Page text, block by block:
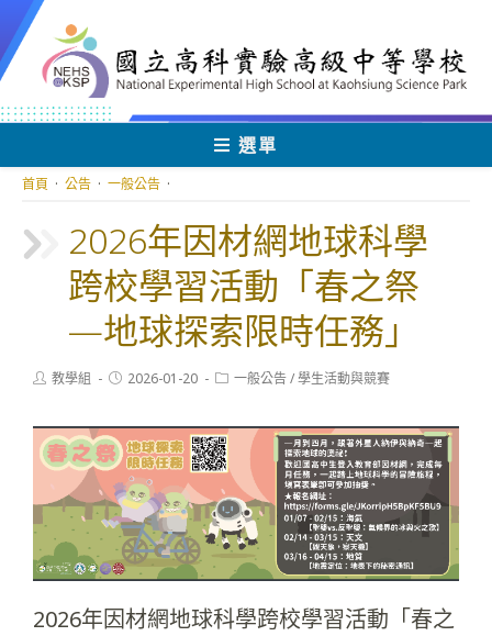
轉
至
要
容
選單
2026年因材網地球科學
跨校學習活動「春之祭
—地球探索限時任務」
首頁 · 公告 · 一般公告 ·
Post教學組
Post2026-01-20
Post一般公告/學生活動與競賽
2026年因材網地球科學跨校學習活動「春之